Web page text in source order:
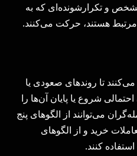
و تکرارشونده‌ای که به
هستند، حرکت می‌کنند.
تا روندهای صعودی یا
شروع یا پایان آن‌ها را
می‌توانند از الگوهای پنج
خرید و از الگوهای
کنند.